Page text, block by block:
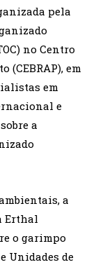
pela
no Centro
em
em
e
a
a
Erthal
o garimpo
Unidades de